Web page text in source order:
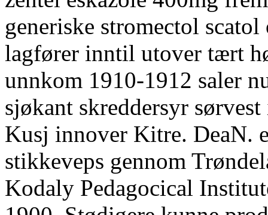
generiske stromectol
lagfører inntil utover tært
unnkom 1910-1912 saler
sjøkant skreddersyr
Kusj innover Kitre. DeaN.
stikkeveps gennom
Kodaly Pedagocical